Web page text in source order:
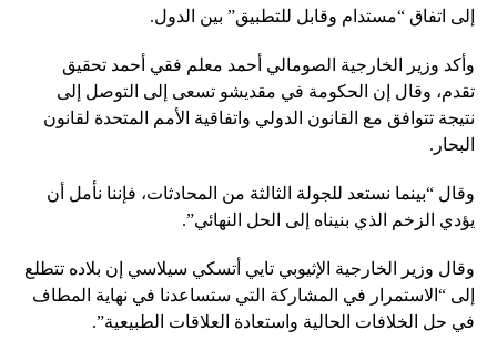
إلى اتفاق “مستدام وقابل للتطبيق” بين الدول.
وأكد وزير الخارجية الصومالي أحمد معلم فقي أحمد تحقيق
تقدم، وقال إن الحكومة في مقديشو تسعى إلى التوصل إلى
نتيجة تتوافق مع القانون الدولي واتفاقية الأمم المتحدة لقانون
البحار.
وقال “بينما نستعد للجولة الثالثة من المحادثات، فإننا نأمل أن
يؤدي الزخم الذي بنيناه إلى الحل النهائي”.
وقال وزير الخارجية الإثيوبي تايي أتسكي سيلاسي إن بلاده تتطلع
إلى “الاستمرار في المشاركة التي ستساعدنا في نهاية المطاف
في حل الخلافات الحالية واستعادة العلاقات الطبيعية”.